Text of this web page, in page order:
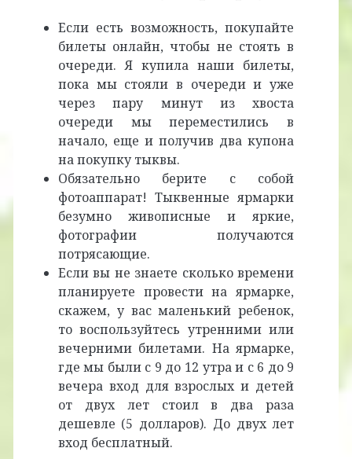
Если есть возможность, покупайте
билеты онлайн, чтобы не стоять в
очереди. Я купила наши билеты,
пока мы стояли в очереди и уже
через пару минут из хвоста
очереди мы переместились в
начало, еще и получив два купона
на покупку тыквы.
Обязательно берите с собой
фотоаппарат! Тыквенные ярмарки
безумно живописные и яркие,
фотографии получаются
потрясающие.
Если вы не знаете сколько времени
планируете провести на ярмарке,
скажем, у вас маленький ребенок,
то воспользуйтесь утренними или
вечерними билетами. На ярмарке,
где мы были с 9 до 12 утра и с 6 до 9
вечера вход для взрослых и детей
от двух лет стоил в два раза
дешевле (5 долларов). До двух лет
вход бесплатный.